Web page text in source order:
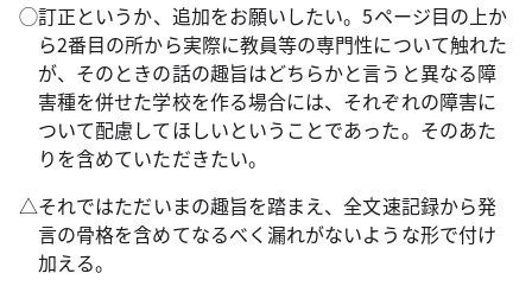
◯訂正というか、追加をお願いしたい。5ページ目の上か
ら2番目の所から実際に教員等の専門性について触れた
が、そのときの話の趣旨はどちらかと言うと異なる障
害種を併せた学校を作る場合には、それぞれの障害に
ついて配慮してほしいということであった。そのあた
りを含めていただきたい。
△それではただいまの趣旨を踏まえ、全文速記録から発
言の骨格を含めてなるべく漏れがないような形で付け
加える。